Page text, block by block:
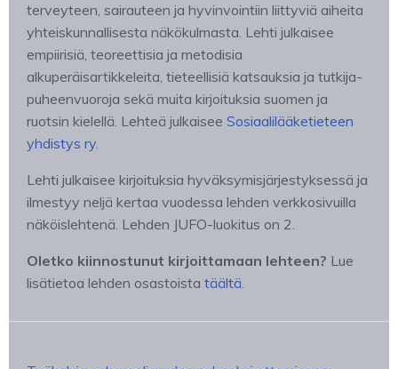
terveyteen, sairauteen ja hyvinvointiin liittyviä aiheita
yhteiskunnallisesta näkökulmasta. Lehti julkaisee
empiirisiä, teoreettisia ja metodisia
alkuperäisartikkeleita, tieteellisiä katsauksia ja tutkija-
puheenvuoroja sekä muita kirjoituksia suomen ja
ruotsin kielellä. Lehteä julkaisee Sosiaalilääketieteen
yhdistys ry.
Lehti julkaisee kirjoituksia hyväksymisjärjestyksessä ja
ilmestyy neljä kertaa vuodessa lehden verkkosivuilla
näköislehtenä. Lehden JUFO-luokitus on 2.
Oletko kiinnostunut kirjoittamaan lehteen? Lue
lisätietoa lehden osastoista täältä.